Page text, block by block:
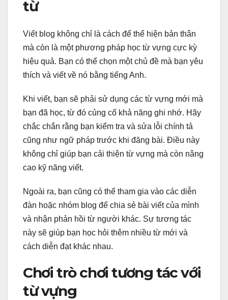
từ
Viết blog không chỉ là cách để thể hiện bản thân
mà còn là một phương pháp học từ vựng cực kỳ
hiệu quả. Bạn có thể chọn một chủ đề mà bạn yêu
thích và viết về nó bằng tiếng Anh.
Khi viết, bạn sẽ phải sử dụng các từ vựng mới mà
bạn đã học, từ đó củng cố khả năng ghi nhớ. Hãy
chắc chắn rằng bạn kiểm tra và sửa lỗi chính tả
cũng như ngữ pháp trước khi đăng bài. Điều này
không chỉ giúp bạn cải thiện từ vựng mà còn nâng
cao kỹ năng viết.
Ngoài ra, bạn cũng có thể tham gia vào các diễn
đàn hoặc nhóm blog để chia sẻ bài viết của mình
và nhận phản hồi từ người khác. Sự tương tác
này sẽ giúp bạn học hỏi thêm nhiều từ mới và
cách diễn đạt khác nhau.
Chơi trò chơi tương tác với
từ vựng